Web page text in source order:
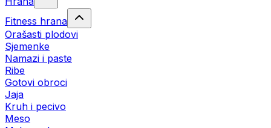
Fitness hrana
Orašasti plodovi
Sjemenke
Namazi i paste
Ribe
Gotovi obroci
Jaja
Kruh i pecivo
Meso